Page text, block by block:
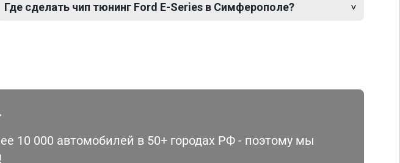
Где сделать чип тюнинг Ford E-Series в Симферополе?
10 000 автомобилей в 50+ городах РФ - поэтому мы